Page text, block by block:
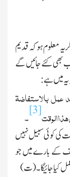
معلوم ہوکہ قدیم
بھی کئے جائیں گے
میں ہے:
عمل بالاستفاضۃ
ھذاالوقت[3]
۔
کی کوئی سبیل نہیں
کے بارےمیں جو
کیا جائیگا۔(ت)